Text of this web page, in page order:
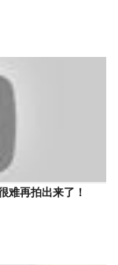
难再拍出来了！